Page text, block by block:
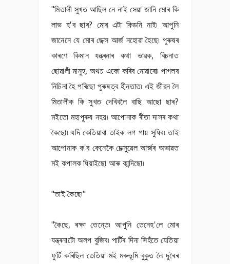
"মিতালী সুখত আছিল নে নাই সেয়া জানি মোৰ কি
লাভ হ'ব ছাৰ? মোৰ এটা কিডনি নাই৷ আপুনি
জানেনে যে মোৰ ছেক্স আৰ্জ নহোৱা হৈছে৷ পুৰুষৰ
কাৰণে কিমান যন্ত্ৰনাৰ কথা ভাৱক, বিচনাত
ছোৱালী মানুহ, অথচ একো কৰিব নোৱাৰো৷ পাগলৰ
নিচিনা হৈ পৰিছো পুৰুষত্ব হীনতাত৷ এই জীৱন লৈ
মিতালীক কি সুখত দেখিবলৈ বাছি আছো ছাৰ?
মইতো মহাপুৰুষ নহয়৷ আপোনাক ৰীতা দাসৰ কথা
কৈছো৷ যদি কেতিয়াবা তাইক লগ পায় সুধিব৷ তাই
আপোনাক ক'ব কেনেকৈ চেক্সুৱেল আৰ্জৰ অভাৱত
মই কপালক ধিয়াইছো আৰু কান্দিছো৷
"তাই কৈছে৷"
"কৈছে, ৰক্ষা তেন্তে৷ আপুনি তেনেহ'লে মোৰ
যন্ত্ৰনাটো অলপ বুজিব৷ পাৰ্টিৰ দিনা সিহঁতে যেতিয়া
ফুৰ্টি কৰিছিল তেতিয়া মই মৰুভূমি বুকুত লৈ দূৰৈৰ